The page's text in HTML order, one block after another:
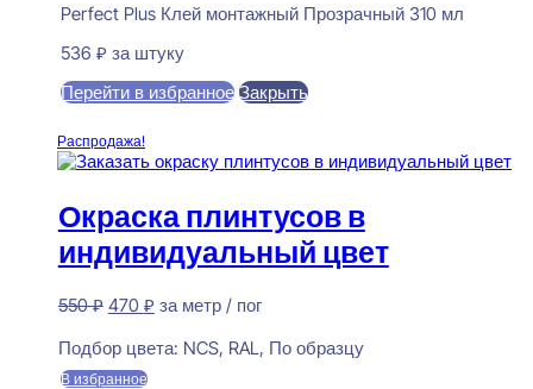
Perfect Plus Клей монтажный Прозрачный 310 мл
536 ₽ за штуку
Перейти в избранное Закрыть
Распродажа!
Окраска плинтусов в
индивидуальный цвет
550₽ Первоначальная
составляла
550 ₽.
470 ₽Текущая
470 ₽.
за метр / пог
Подбор цвета: NCS, RAL, По образцу
В избранное